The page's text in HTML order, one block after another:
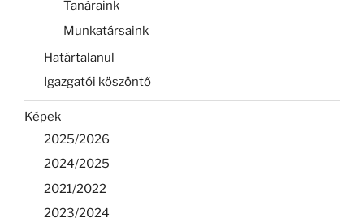
Tanáraink
Munkatársaink
Határtalanul
Igazgatói köszöntő
Képek
2025/2026
2024/2025
2021/2022
2023/2024